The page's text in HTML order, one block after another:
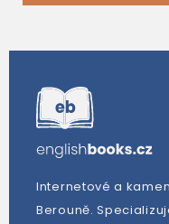
Internetové a
Berouně.